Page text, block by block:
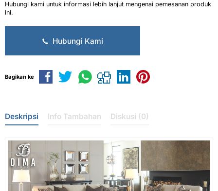
Hubungi kami untuk informasi lebih lanjut mengenai pemesanan produk
ini.
Hubungi Kami
Bagikan ke
Deskripsi Info Tambahan Diskusi (0)